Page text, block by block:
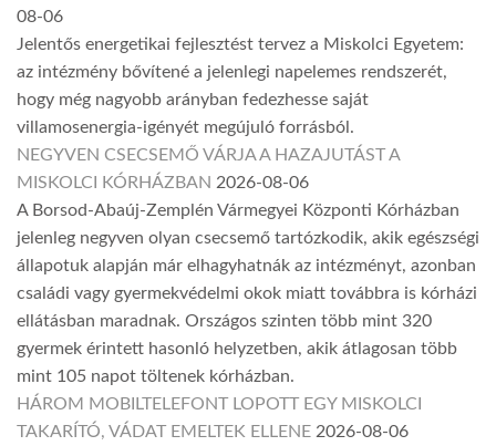
08-06
Jelentős energetikai fejlesztést tervez a Miskolci Egyetem:
az intézmény bővítené a jelenlegi napelemes rendszerét,
hogy még nagyobb arányban fedezhesse saját
villamosenergia-igényét megújuló forrásból.
NEGYVEN CSECSEMŐ VÁRJA A HAZAJUTÁST A
MISKOLCI KÓRHÁZBAN 2026-08-06
A Borsod-Abaúj-Zemplén Vármegyei Központi Kórházban
jelenleg negyven olyan csecsemő tartózkodik, akik egészségi
állapotuk alapján már elhagyhatnák az intézményt, azonban
családi vagy gyermekvédelmi okok miatt továbbra is kórházi
ellátásban maradnak. Országos szinten több mint 320
gyermek érintett hasonló helyzetben, akik átlagosan több
mint 105 napot töltenek kórházban.
HÁROM MOBILTELEFONT LOPOTT EGY MISKOLCI
TAKARÍTÓ, VÁDAT EMELTEK ELLENE 2026-08-06